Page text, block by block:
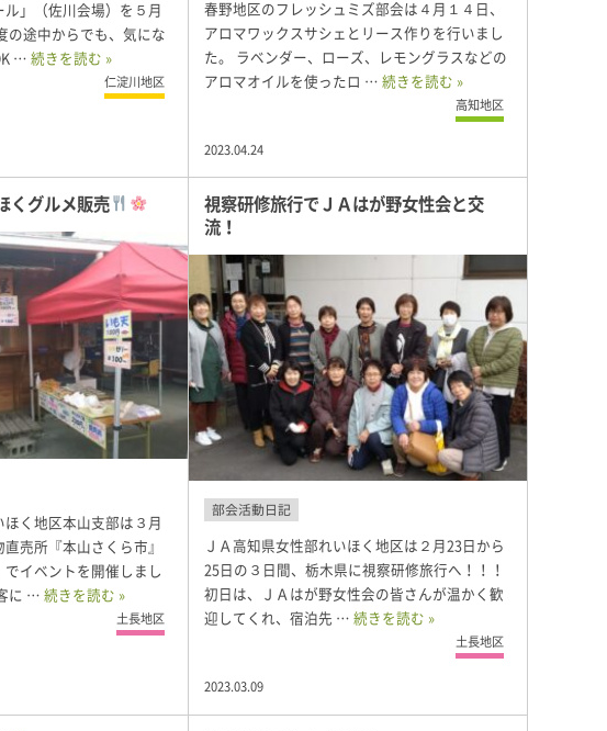
ル」（佐川会場）を５月
の途中からでも、気にな
…続きを読む »
仁淀川地区
春野地区のフレッシュミズ部会は４月１４日、
アロマワックスサシェとリース作りを行いまし
た。 ラベンダー、ローズ、レモングラスなどの
アロマオイルを使ったロ … 続きを読む »
高知地区
2023.04.24
くグルメ販売
ほく地区本山支部は３月
売所『本山さくら市』
イベントを開催しまし
に …続きを読む »
土長地区
視察研修旅行でＪＡはが野女性会と交
流！
部会活動日記
ＪＡ高知県女性部れいほく地区は２月23日から
25日の３日間、栃木県に視察研修旅行へ！！！
初日は、ＪＡはが野女性会の皆さんが温かく歓
迎してくれ、宿泊先 … 続きを読む »
土長地区
2023.03.09